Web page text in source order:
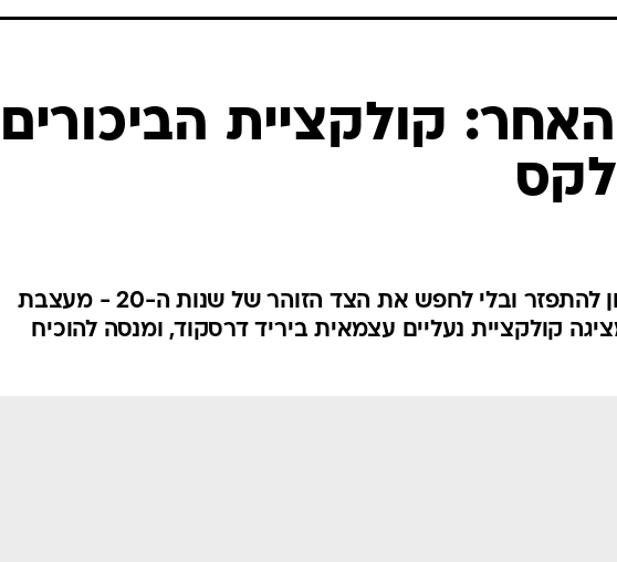
אופנה ברשת
שיער וסטייל
דוגמנית
קולקציית הביכורים
בלי עקבים, בלי רצון להתפזר ובלי לחפש את הצד הזוהר של שנות ה-20 - מעצבת
קולקציית נעליים עצמאית ביריד דרסקוד, ומנסה להוכיח